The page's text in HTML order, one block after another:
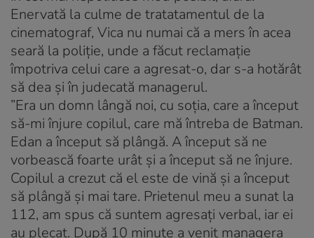
Enervată la culme de tratatamentul de la
cinematograf, Vica nu numai că a mers în acea
seară la poliție, unde a făcut reclamație
împotriva celui care a agresat-o, dar s-a hotărât
să dea și în judecată managerul.
”Era un domn lângă noi, cu soția, care a început
să-mi înjure copilul, care mă întreba de Batman.
Edan a început să plângă. A început să ne
vorbească foarte urât și a început să ne înjure.
Copilul a crezut că el este de vină și a început
să plângă și mai tare. Prietenul meu a sunat la
112, am spus că suntem agresați verbal, iar ei
au plecat. După 10 minute a venit managera